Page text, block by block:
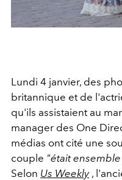
Lundi 4 janvier, des
britannique et de
qu'ils assistaient au
manager des One
médias ont cité une
couple "était
Selon Us Weekly,